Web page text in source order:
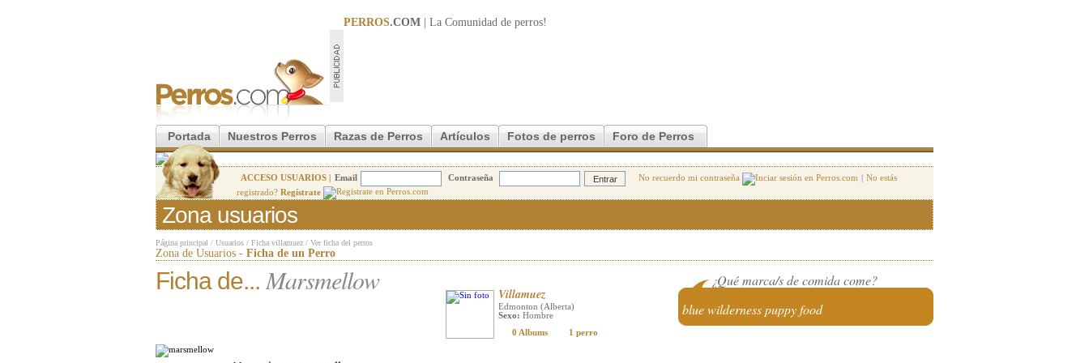
PERROS.COM | La Comunidad de perros!
Portada Nuestros Perros Razas de Perros Artículos Fotos de perros Foro de Perros
ACCESO USUARIOS | Email Contraseña No recuerdo mi contraseña | No estás
registrado? Regístrate
Zona usuarios
Página principal / Usuarios / Ficha villamuez / Ver ficha del perros
Zona de Usuarios - Ficha de un Perro
Ficha de... Marsmellow Villamuez
Edmonton (Alberta)
Sexo: Hombre
0 Albums
1 perro
¿Qué marca/s de comida come?
blue wilderness puppy food